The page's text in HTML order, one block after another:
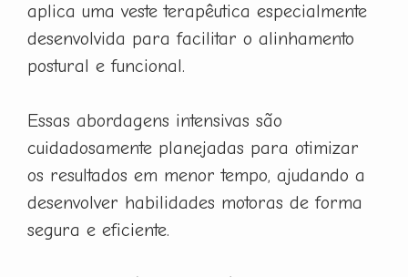
aplica uma veste terapêutica especialmente
desenvolvida para facilitar o alinhamento
postural e funcional.
Essas abordagens intensivas são
cuidadosamente planejadas para otimizar
os resultados em menor tempo, ajudando a
desenvolver habilidades motoras de forma
segura e eficiente.